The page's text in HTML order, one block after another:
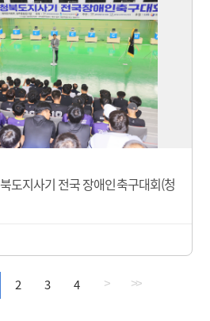
도지사기 전국 장애인축구대회(청
2 3 4 > >>